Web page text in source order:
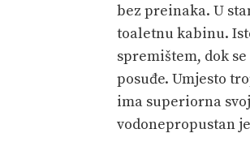
bez preinaka. U
toaletnu kabinu.
spremištem, dok
posuđe. Umjesto
ima superiorna
vodonepropustan